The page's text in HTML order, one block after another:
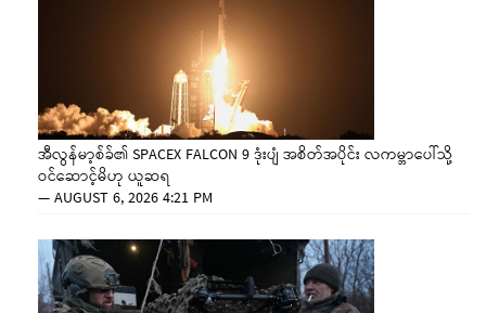
အီလွန်မာ့စ်ခ်၏ SPACEX FALCON 9 ဒုံးပျံ အစိတ်အပိုင်း လကမ္ဘာပေါ်သို့
ဝင်ဆောင့်မိဟု ယူဆရ
—AUGUST 6, 2026 4:21 PM